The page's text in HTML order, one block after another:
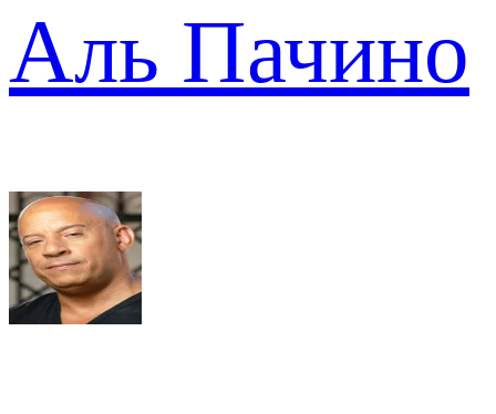
Аль Пачино